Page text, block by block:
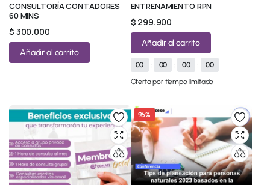
CONSULTORÍA CONTADORES
60 MINS
$ 300.000
Añadir al carrito
ENTRENAMIENTO RPN
$ 299.900
Añadir al carrito
00 : 00 : 00 :
00
Oferta por tiempo limitado
96%